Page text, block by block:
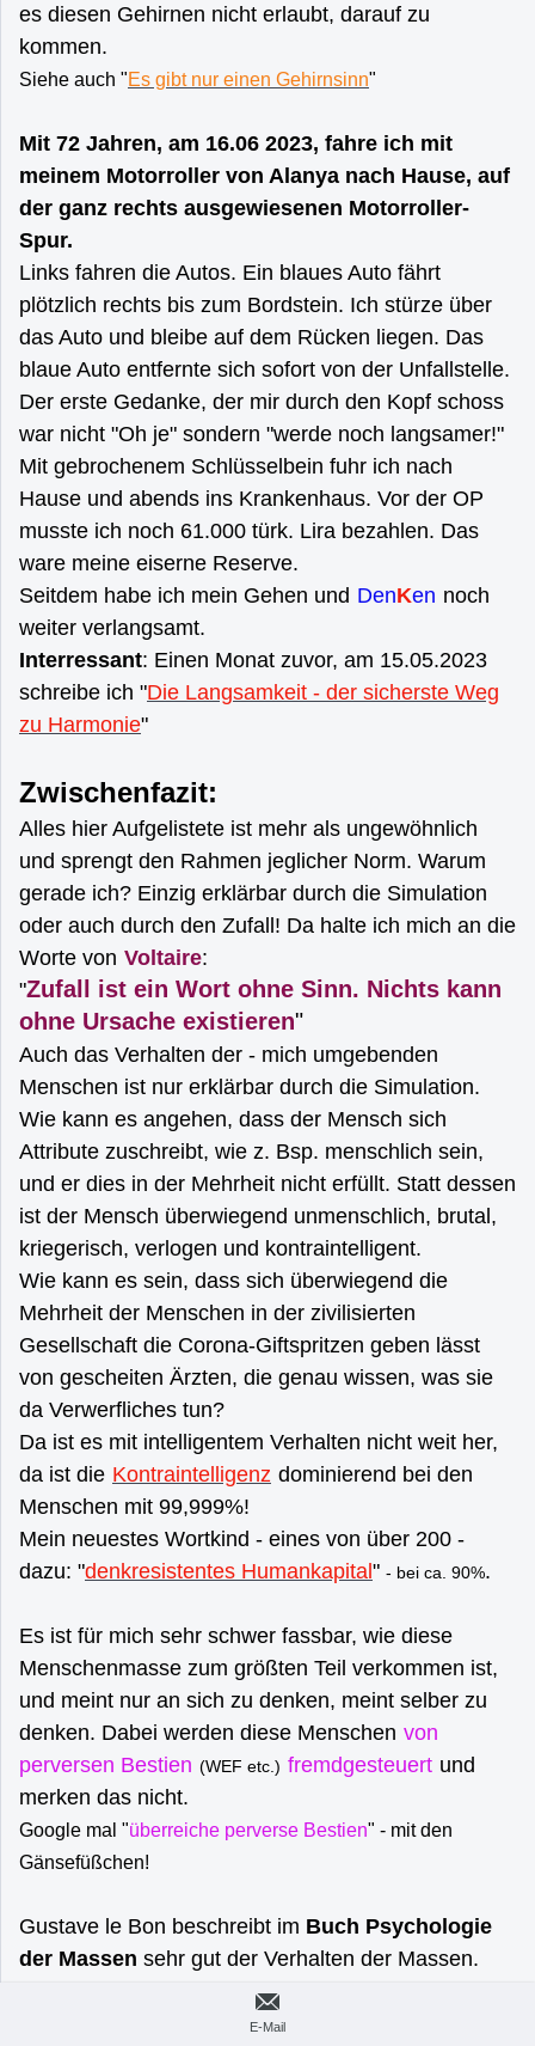
es diesen Gehirnen nicht erlaubt, darauf zu
kommen.
Siehe auch "Es gibt nur einen Gehirnsinn"
Mit 72 Jahren, am 16.06 2023, fahre ich mit
meinem Motorroller von Alanya nach Hause, auf
der ganz rechts ausgewiesenen Motorroller-
Spur.
Links fahren die Autos. Ein blaues Auto fährt
plötzlich rechts bis zum Bordstein. Ich stürze über
das Auto und bleibe auf dem Rücken liegen. Das
blaue Auto entfernte sich sofort von der Unfallstelle.
Der erste Gedanke, der mir durch den Kopf schoss
war nicht "Oh je" sondern "werde noch langsamer!"
Mit gebrochenem Schlüsselbein fuhr ich nach
Hause und abends ins Krankenhaus. Vor der OP
musste ich noch 61.000 türk. Lira bezahlen. Das
ware meine eiserne Reserve.
Seitdem habe ich mein Gehen und DenKen noch
weiter verlangsamt.
Interressant: Einen Monat zuvor, am 15.05.2023
schreibe ich "Die Langsamkeit - der sicherste Weg
zu Harmonie"
Zwischenfazit:
Alles hier Aufgelistete ist mehr als ungewöhnlich
und sprengt den Rahmen jeglicher Norm. Warum
gerade ich? Einzig erklärbar durch die Simulation
oder auch durch den Zufall! Da halte ich mich an die
Worte von Voltaire:
"Zufall ist ein Wort ohne Sinn. Nichts kann
ohne Ursache existieren"
Auch das Verhalten der - mich umgebenden
Menschen ist nur erklärbar durch die Simulation.
Wie kann es angehen, dass der Mensch sich
Attribute zuschreibt, wie z. Bsp. menschlich sein,
und er dies in der Mehrheit nicht erfüllt. Statt dessen
ist der Mensch überwiegend unmenschlich, brutal,
kriegerisch, verlogen und kontraintelligent.
Wie kann es sein, dass sich überwiegend die
Mehrheit der Menschen in der zivilisierten
Gesellschaft die Corona-Giftspritzen geben lässt
von gescheiten Ärzten, die genau wissen, was sie
da Verwerfliches tun?
Da ist es mit intelligentem Verhalten nicht weit her,
da ist die Kontraintelligenz dominierend bei den
Menschen mit 99,999%!
Mein neuestes Wortkind - eines von über 200 -
dazu: "denkresistentes Humankapital " - bei ca. 90%.
Es ist für mich sehr schwer fassbar, wie diese
Menschenmasse zum größten Teil verkommen ist,
und meint nur an sich zu denken, meint selber zu
denken. Dabei werden diese Menschen von
perversen Bestien (WEF etc.) fremdgesteuert und
merken das nicht.
Google mal "überreiche perverse Bestien" - mit den
Gänsefüßchen!
Gustave le Bon beschreibt im Buch Psychologie
der Massen sehr gut der Verhalten der Massen.
Das Buch ist von 1895 und immer noch
Ulrich H. Rose am 02.10.2023 20:45
E-Mail